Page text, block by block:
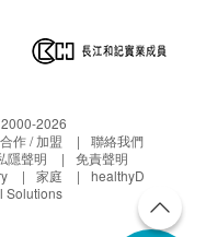
2026
作 / 加盟
聯絡我們
隱聲明
免責聲明
家庭
healthyD
Solutions